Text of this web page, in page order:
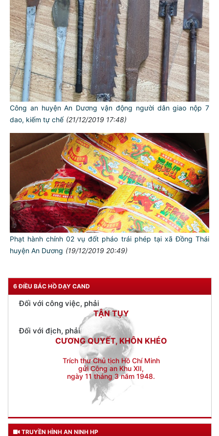
Công an huyện An Dương vận động người dân giao nộp 7
dao, kiếm tự chế (21/12/2019 17:48)
Phạt hành chính 02 vụ đốt pháo trái phép tại xã Đồng Thái
huyện An Dương (19/12/2019 20:49)
6 ĐIỀU BÁC HỒ DẠY CAND
TƯ CÁCH
NGƯỜI CÔNG AN CÁCH MỆNH LÀ:
Đối với tự mình, phải
CẦN, KIỆM, LIÊM, CHÍNH
Đối với đồng sự, phải
THÂN ÁI GIÚP ĐỠ
Đối với chính phủ, phải
TUYỆT ĐỐI TRUNG THÀNH
Đối với nhân dân, phải
KÍNH TRỌNG LỄ PHÉP
TẬN TỤY
Đối với địch, phải
CƯƠNG QUYẾT, KHÔN KHÉO
Trích thư Chủ tịch Hồ Chí Minh
gửi Công an Khu XII,
ngày 11 tháng 3 năm 1948.
TRUYỀN HÌNH AN NINH HP